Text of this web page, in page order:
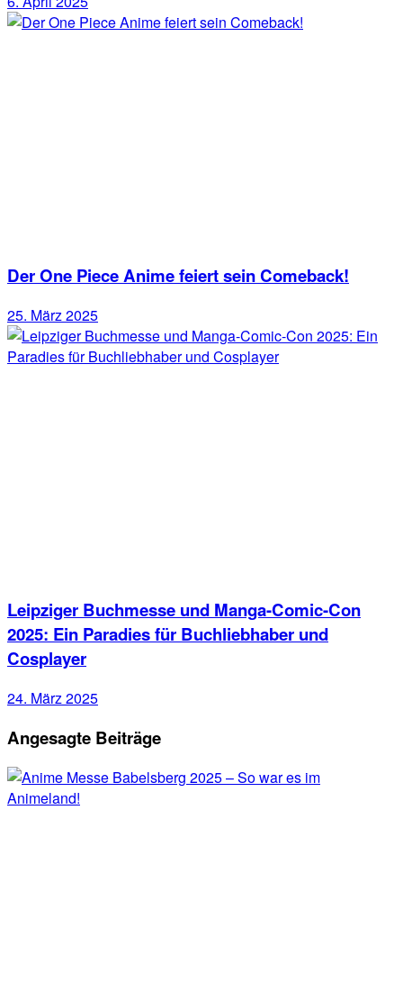
Der One Piece Anime feiert sein Comeback!
25. März 2025
Leipziger Buchmesse und Manga-Comic-Con
2025: Ein Paradies für Buchliebhaber und
Cosplayer
24. März 2025
Angesagte Beiträge